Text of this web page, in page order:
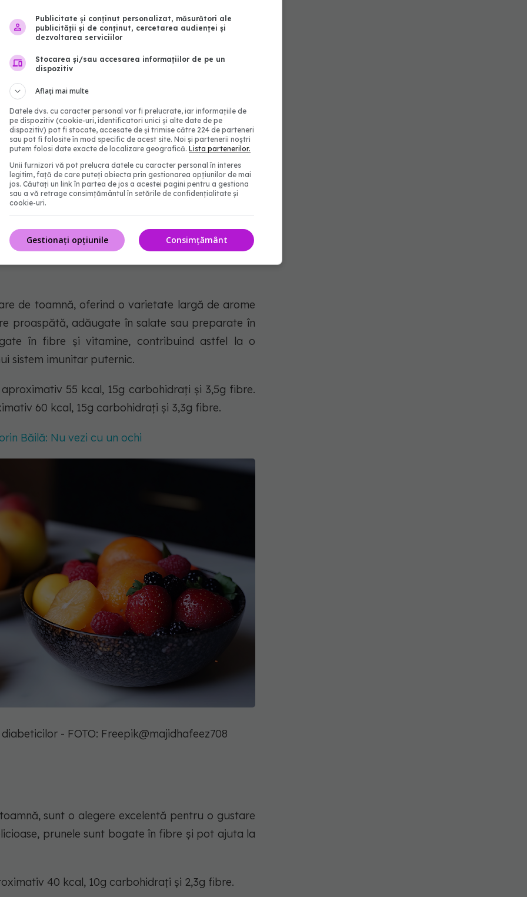
un sezon bogat în mure, fructe care pot fi culese
delicioase, bogate în fibre, sunt ideale pentru
Murele nu doar adaugă un gust plăcut
sănătate datorită conținutului lor de vitamine și
20 kcal, 4g carbohidrați și 3,3g fibre.
de toamnă, oferind o varietate largă de arome
proaspătă, adăugate în salate sau preparate în
în fibre și vitamine, contribuind astfel la o
sistem imunitar puternic.
55 kcal, 15g carbohidrați și 3,5g fibre.
60 kcal, 15g carbohidrați și 3,3g fibre.
Băilă: Nu vezi cu un ochi
- FOTO: Freepik@majidhafeez708
sunt o alegere excelentă pentru o gustare
prunele sunt bogate în fibre și pot ajuta la
40 kcal, 10g carbohidrați și 2,3g fibre.
Publicitate și conținut personalizat, măsurători ale
publicității și de conținut, cercetarea audienței și
dezvoltarea serviciilor
Stocarea și/sau accesarea informațiilor de pe un
dispozitiv
Aflați mai multe
Datele dvs. cu caracter personal vor fi prelucrate, iar informațiile de
pe dispozitiv (cookie-uri, identificatori unici și alte date de pe
dispozitiv) pot fi stocate, accesate de și trimise către 224 de parteneri
sau pot fi folosite în mod specific de acest site. Noi și partenerii noștri
putem folosi date exacte de localizare geografică. Lista partenerilor.
Unii furnizori vă pot prelucra datele cu caracter personal în interes
legitim, față de care puteți obiecta prin gestionarea opțiunilor de mai
jos. Căutați un link în partea de jos a acestei pagini pentru a gestiona
sau a vă retrage consimțământul în setările de confidențialitate și
cookie-uri.
Consimțământ
Gestionați opțiunile